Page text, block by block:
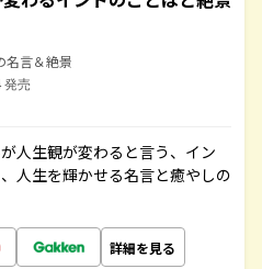
名言＆絶景
発売
人生観が変わると言う、イン
人生を輝かせる名言と癒やしの
詳細を見る